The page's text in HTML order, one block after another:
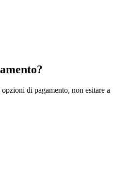
di pagamento, non esitare a